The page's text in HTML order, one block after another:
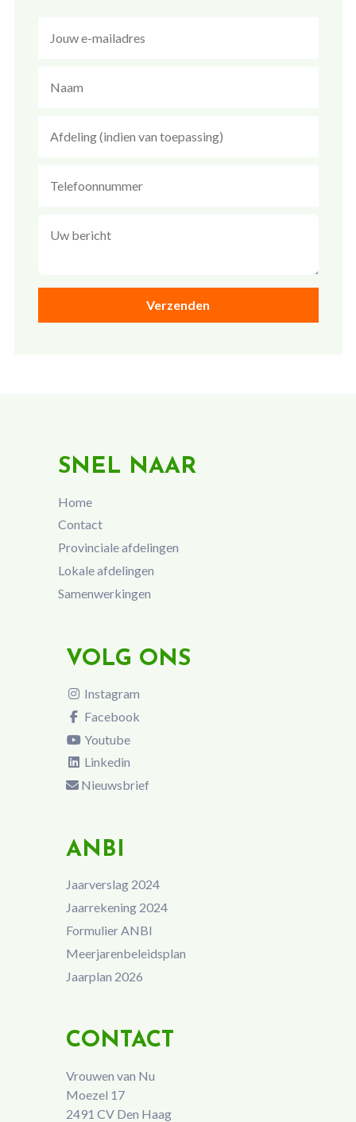
SNEL NAAR
Home
Contact
Provinciale afdelingen
Lokale afdelingen
Samenwerkingen
VOLG ONS
Instagram
Facebook
Youtube
Linkedin
Nieuwsbrief
ANBI
Jaarverslag 2024
Jaarrekening 2024
Formulier ANBI
Meerjarenbeleidsplan
Jaarplan 2026
CONTACT
Vrouwen van Nu
Moezel 17
2491 CV Den Haag